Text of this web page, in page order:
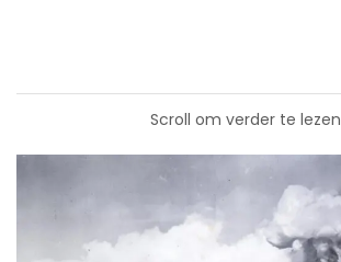
Scroll om verder te lezen